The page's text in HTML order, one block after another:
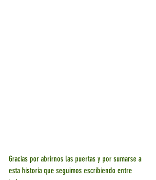
Gracias por abrirnos las puertas y por sumarse a
esta historia que seguimos escribiendo entre